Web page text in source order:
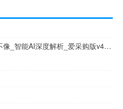
澳门天天开彩好正版挂牌四不像_智能AI深度解析_爱采购版v47.08.176